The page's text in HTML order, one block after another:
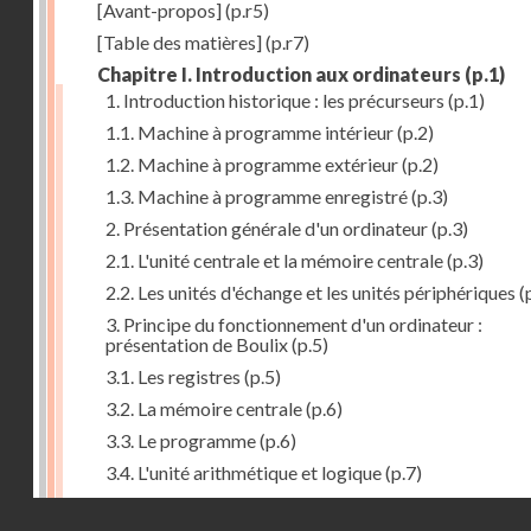
[Avant-propos](p.r5)
[Table des matières](p.r7)
Chapitre I. Introduction aux ordinateurs (p.1)
1. Introduction historique : les précurseurs (p.1)
1.1. Machine à programme intérieur(p.2)
1.2. Machine à programme extérieur(p.2)
1.3. Machine à programme enregistré(p.3)
2. Présentation générale d'un ordinateur(p.3)
2.1. L'unité centrale et la mémoire centrale(p.3)
2.2. Les unités d'échange et les unités périphériques
3. Principe du fonctionnement d'un ordinateur :
présentation de Boulix(p.5)
3.1. Les registres (p.5)
3.2. La mémoire centrale(p.6)
3.3. Le programme(p.6)
3.4. L'unité arithmétique et logique(p.7)
3.5. L'unité de contrôle(p.8)